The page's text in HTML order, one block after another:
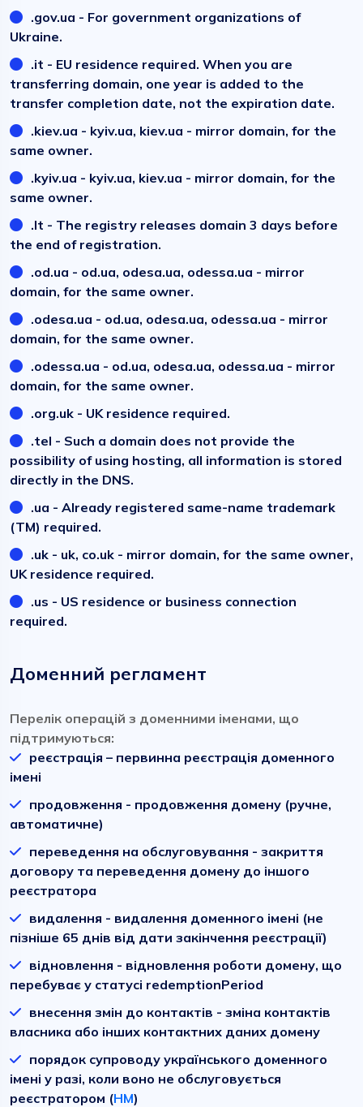
.gov.ua - For government organizations of
Ukraine.
.it - EU residence required. When you are
transferring domain, one year is added to the
transfer completion date, not the expiration date.
.kiev.ua - kyiv.ua, kiev.ua - mirror domain, for the
same owner.
.kyiv.ua - kyiv.ua, kiev.ua - mirror domain, for the
same owner.
.lt - The registry releases domain 3 days before
the end of registration.
.od.ua - od.ua, odesa.ua, odessa.ua - mirror
domain, for the same owner.
.odesa.ua - od.ua, odesa.ua, odessa.ua - mirror
domain, for the same owner.
.odessa.ua - od.ua, odesa.ua, odessa.ua - mirror
domain, for the same owner.
.org.uk - UK residence required.
.tel - Such a domain does not provide the
possibility of using hosting, all information is stored
directly in the DNS.
.ua - Already registered same-name trademark
(TM) required.
.uk - uk, co.uk - mirror domain, for the same owner,
UK residence required.
.us - US residence or business connection
required.
Доменний регламент
Перелік операцій з доменними іменами, що
підтримуються:
реєстрація – первинна реєстрація доменного
імені
продовження - продовження домену (ручне,
автоматичне)
переведення на обслуговування - закриття
договору та переведення домену до іншого
реєстратора
видалення - видалення доменного імені (не
пізніше 65 днів від дати закінчення реєстрації)
відновлення - відновлення роботи домену, що
перебуває у статусі redemptionPeriod
внесення змін до контактів - зміна контактів
власника або інших контактних даних домену
порядок супроводу українського доменного
імені у разі, коли воно не обслуговується
реєстратором (HM)